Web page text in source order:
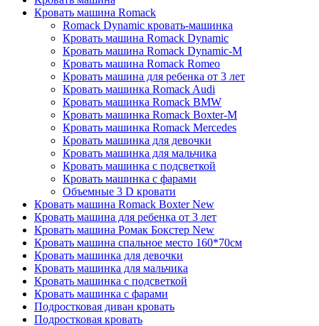
Кровать машина Romack
Romack Dynamic кровать-машинка
Кровать машина Romack Dynamic
Кровать машина Romack Dynamic-M
Кровать машина Romack Romeo
Кровать машина для ребенка от 3 лет
Кровать машинка Romack Audi
Кровать машинка Romack BMW
Кровать машинка Romack Boxter-M
Кровать машинка Romack Mercedes
Кровать машинка для девочки
Кровать машинка для мальчика
Кровать машинка с подсветкой
Кровать машинка с фарами
Объемные 3 D кровати
Кровать машина Romack Boxter New
Кровать машина для ребенка от 3 лет
Кровать машина Ромак Бокстер New
Кровать машина спальное место 160*70см
Кровать машинка для девочки
Кровать машинка для мальчика
Кровать машинка с подсветкой
Кровать машинка с фарами
Подростковая диван кровать
Подростковая кровать